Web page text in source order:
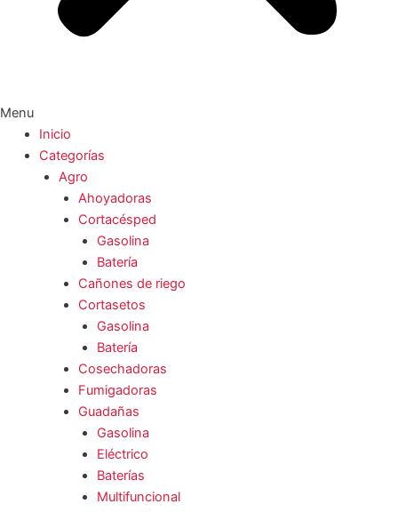
Menu
Inicio
Categorías
Agro
Ahoyadoras
Cortacésped
Gasolina
Batería
Cañones de riego
Cortasetos
Gasolina
Batería
Cosechadoras
Fumigadoras
Guadañas
Gasolina
Eléctrico
Baterías
Multifuncional